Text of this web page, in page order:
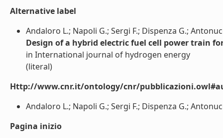
Alternative label
Andaloro L.; Napoli G.; Sergi F.; Dispenza G.;
Design of a hybrid electric fuel cell power train
in International journal of hydrogen energy
(literal)
Http://www.cnr.it/ontology/cnr/
Andaloro L.; Napoli G.; Sergi F.; Dispenza G.;
Pagina inizio